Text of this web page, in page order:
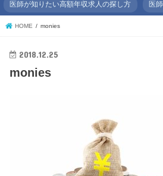
医師が知りたい高額年収求人の探し方 医
HOME monies
2018.12.25
monies